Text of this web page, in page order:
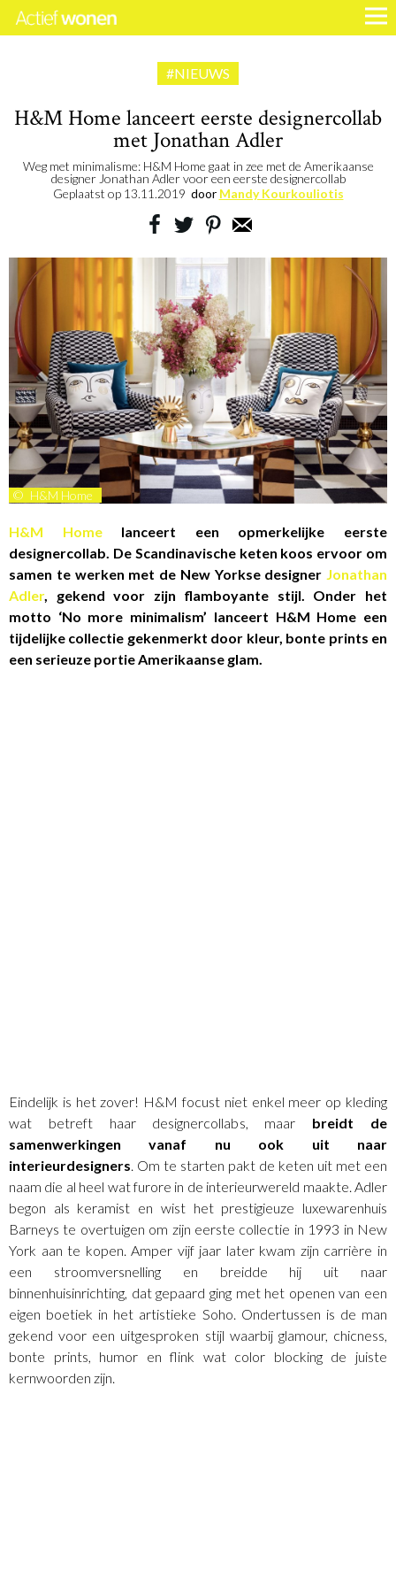
#NIEUWS
H&M Home lanceert eerste designercollab
met Jonathan Adler
Weg met minimalisme: H&M Home gaat in zee met de Amerikaanse
designer Jonathan Adler voor een eerste designercollab
Geplaatst op 13.11.2019 door Mandy Kourkouliotis
© H&M Home
H&M Homelanceert een opmerkelijke eerste
designercollab. De Scandinavische keten koos ervoor om
samen te werken met de New Yorkse designer Jonathan
Adler, gekend voor zijn flamboyante stijl. Onder het
motto ‘No more minimalism’ lanceert H&M Home een
tijdelijke collectie gekenmerkt door kleur, bonte prints en
een serieuze portie Amerikaanse glam.
Eindelijk is het zover! H&M focust niet enkel meer op kleding
wat betreft haar designercollabs, maar breidt de
samenwerkingen vanaf nu ook uit naar
interieurdesigners. Om te starten pakt de keten uit met een
naam die al heel wat furore in de interieurwereld maakte. Adler
begon als keramist en wist het prestigieuze luxewarenhuis
Barneys te overtuigen om zijn eerste collectie in 1993 in New
York aan te kopen. Amper vijf jaar later kwam zijn carrière in
een stroomversnelling en breidde hij uit naar
binnenhuisinrichting, dat gepaard ging met het openen van een
eigen boetiek in het artistieke Soho. Ondertussen is de man
gekend voor een uitgesproken stijl waarbij glamour, chicness,
bonte prints, humor en flink wat color blocking de juiste
kernwoorden zijn.